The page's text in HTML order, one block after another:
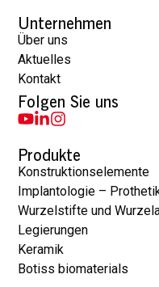
Unternehmen
Über uns
Aktuelles
Kontakt
Folgen Sie uns
Produkte
Konstruktionselemente
Implantologie –
Wurzelstifte und
Legierungen
Keramik
Botiss biomaterials